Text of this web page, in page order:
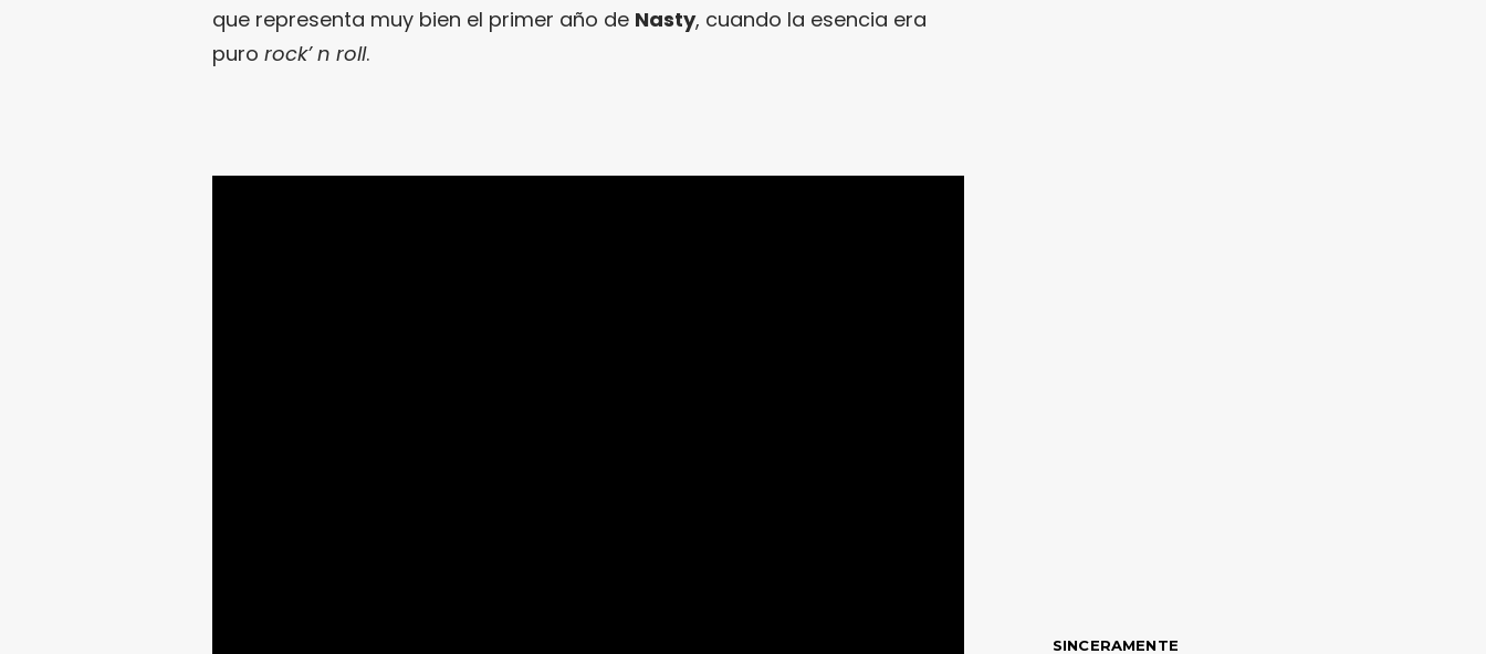
que representa muy bien el primer año de Nasty, cuando la esencia era
puro rock’ n roll.
SINCERAMENTE